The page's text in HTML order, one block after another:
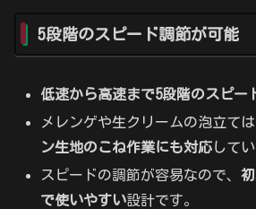
5段階のスピード調節が可能
低速から高速まで5段階のスピー
メレンゲや生クリームの泡立ては
ン生地のこね作業にも対応してい
スピードの調節が容易なので、
で使いやすい設計です。